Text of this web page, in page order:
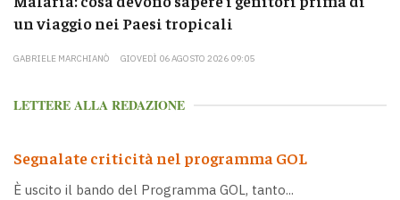
un viaggio nei Paesi tropicali
GABRIELE MARCHIANÒ GIOVEDÌ 06 AGOSTO 2026 09:05
LETTERE ALLA REDAZIONE
Segnalate criticità nel programma GOL
È uscito il bando del Programma GOL, tanto...